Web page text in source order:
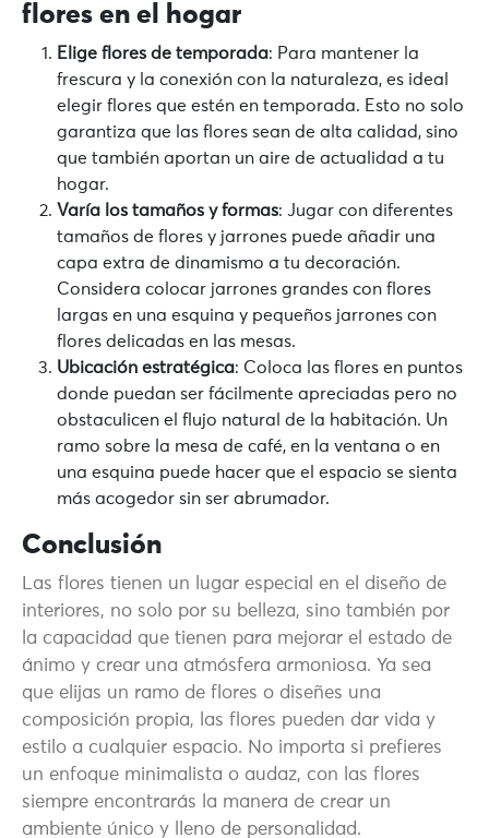
flores en el hogar
Elige flores de temporada: Para mantener la
frescura y la conexión con la naturaleza, es ideal
elegir flores que estén en temporada. Esto no solo
garantiza que las flores sean de alta calidad, sino
que también aportan un aire de actualidad a tu
hogar.
Varía los tamaños y formas: Jugar con diferentes
tamaños de flores y jarrones puede añadir una
capa extra de dinamismo a tu decoración.
Considera colocar jarrones grandes con flores
largas en una esquina y pequeños jarrones con
flores delicadas en las mesas.
Ubicación estratégica: Coloca las flores en puntos
donde puedan ser fácilmente apreciadas pero no
obstaculicen el flujo natural de la habitación. Un
ramo sobre la mesa de café, en la ventana o en
una esquina puede hacer que el espacio se sienta
más acogedor sin ser abrumador.
Conclusión
Las flores tienen un lugar especial en el diseño de
interiores, no solo por su belleza, sino también por
la capacidad que tienen para mejorar el estado de
ánimo y crear una atmósfera armoniosa. Ya sea
que elijas un ramo de flores o diseñes una
composición propia, las flores pueden dar vida y
estilo a cualquier espacio. No importa si prefieres
un enfoque minimalista o audaz, con las flores
siempre encontrarás la manera de crear un
ambiente único y lleno de personalidad.